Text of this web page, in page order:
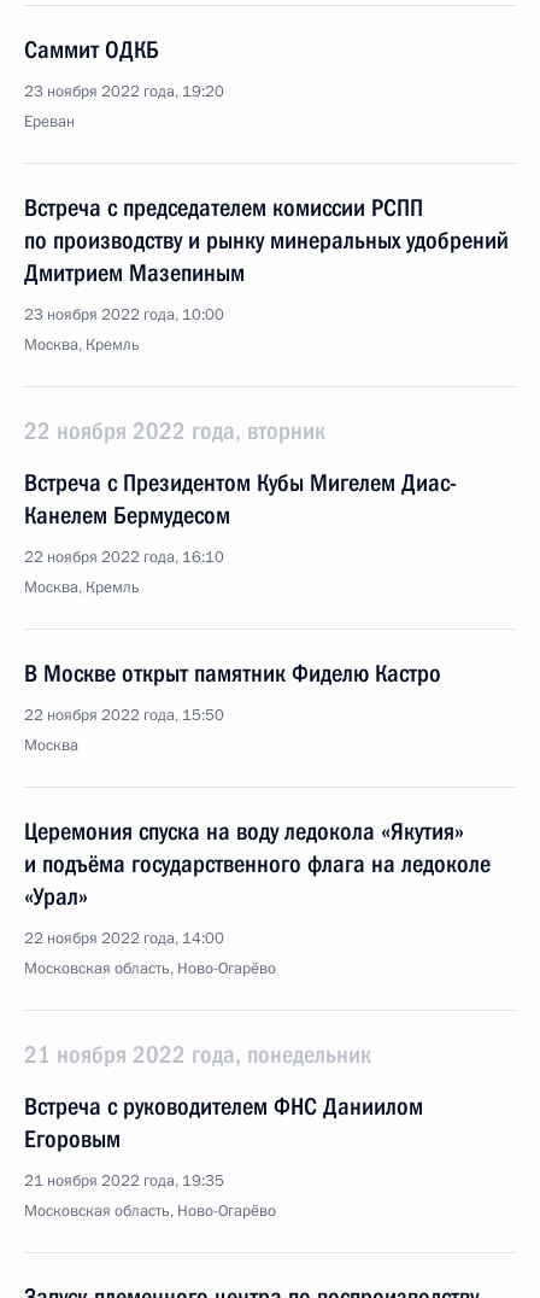
Саммит ОДКБ
23 ноября 2022 года, 19:20
Ереван
Встреча с председателем комиссии РСПП
по производству и рынку минеральных удобрений
Дмитрием Мазепиным
23 ноября 2022 года, 10:00
Москва, Кремль
22 ноября 2022 года, вторник
Встреча с Президентом Кубы Мигелем Диас-
Канелем Бермудесом
22 ноября 2022 года, 16:10
Москва, Кремль
В Москве открыт памятник Фиделю Кастро
22 ноября 2022 года, 15:50
Москва
Церемония спуска на воду ледокола «Якутия»
и подъёма государственного флага на ледоколе
«Урал»
22 ноября 2022 года, 14:00
Московская область, Ново-Огарёво
21 ноября 2022 года, понедельник
Встреча с руководителем ФНС Даниилом
Егоровым
21 ноября 2022 года, 19:35
Московская область, Ново-Огарёво